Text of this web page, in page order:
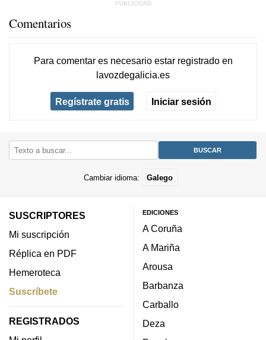
Comentarios
Para comentar es necesario estar registradoen
lavozdegalicia.es
Regístrate gratis Iniciar sesión
Cambiar idioma: Galego
SUSCRIPTORES
Mi suscripción
Réplica en PDF
Hemeroteca
Suscríbete
REGISTRADOS
EDICIONES
A Coruña
A Mariña
Arousa
Barbanza
Carballo
Deza